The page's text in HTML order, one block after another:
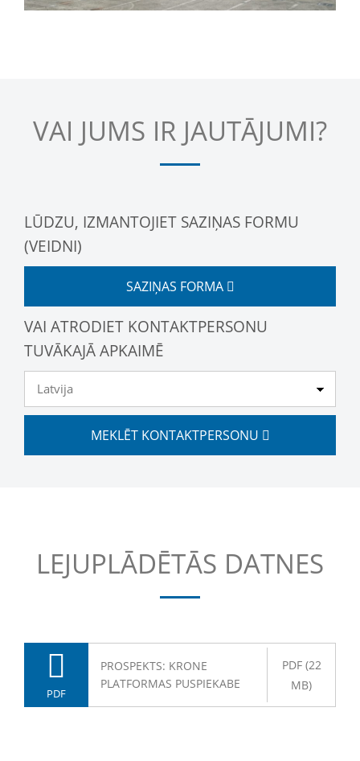
VAI JUMS IR JAUTĀJUMI?
LŪDZU, IZMANTOJIET SAZIŅAS FORMU
(VEIDNI)
SAZIŅAS FORMA
VAI ATRODIET KONTAKTPERSONU
TUVĀKAJĀ APKAIMĒ
MEKLĒT KONTAKTPERSONU
LEJUPLĀDĒTĀS DATNES
PDF
PROSPEKTS: KRONE
PLATFORMAS PUSPIEKABE
PDF (22
MB)